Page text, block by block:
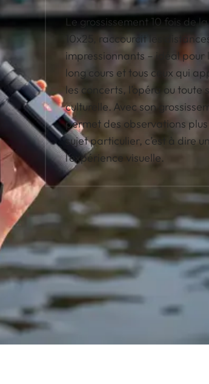
Le grossissement 10 fois de
10x25, raccourcit les
impressionnants – idéal pour
long cours et tous ceux qui
les concerts, l’opéra ou
culturelle. Avec son
permet des observations
sujet particulier, c’est à dire
l’expérience visuelle.